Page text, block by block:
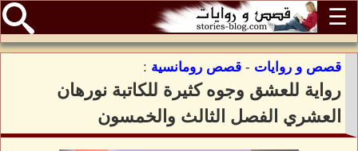
☰
قصص و روايات - قصص رومانسية :
رواية للعشق وجوه كثيرة للكاتبة نورهان
العشري الفصل الثالث والخمسون